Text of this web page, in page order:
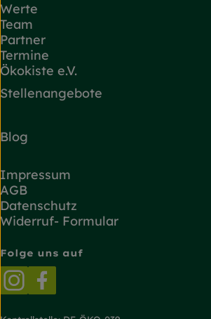
Werte
Team
Partner
Termine
Ökokiste e.V.
Stellenangebote
Blog
Impressum
AGB
Datenschutz
Widerruf- Formular
Folge uns auf
Externer Link zu https://